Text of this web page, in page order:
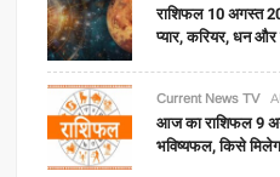
राशिफल 10 अगस्त
प्यार, करियर, धन
Current News TV
आज का राशिफल 9
भविष्यफल, किसे